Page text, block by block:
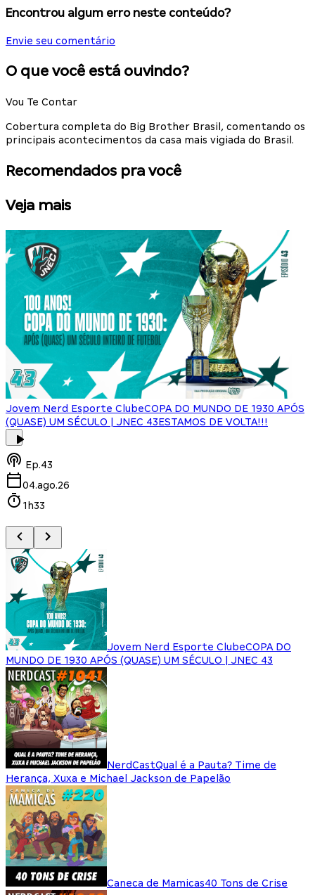
Encontrou algum erro neste conteúdo?
Envie seu comentário
O que você está ouvindo?
Vou Te Contar
Cobertura completa do Big Brother Brasil, comentando os
principais acontecimentos da casa mais vigiada do Brasil.
Recomendados pra você
Veja mais
Jovem Nerd Esporte ClubeCOPA DO MUNDO DE 1930 APÓS
(QUASE) UM SÉCULO | JNEC 43ESTAMOS DE VOLTA!!!
Ep.43
04.ago.26
1h33
Jovem Nerd Esporte ClubeCOPA DO
MUNDO DE 1930 APÓS (QUASE) UM SÉCULO | JNEC 43
NerdCastQual é a Pauta? Time de
Herança, Xuxa e Michael Jackson de Papelão
Caneca de Mamicas40 Tons de Crise